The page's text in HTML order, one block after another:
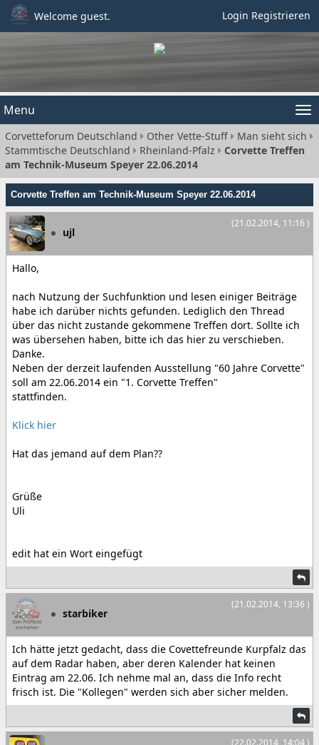
Welcome guest. Login Registrieren
Menu
Corvetteforum Deutschland Other Vette-Stuff
Man sieht sich
Stammtische Deutschland
Rheinland-Pfalz
Corvette Treffen
am Technik-Museum Speyer 22.06.2014
Corvette Treffen am Technik-Museum Speyer 22.06.2014
(21.02.2014, 11:16 )
ujl
Hallo,
nach Nutzung der Suchfunktion und lesen einiger Beiträge
habe ich darüber nichts gefunden. Lediglich den Thread
über das nicht zustande gekommene Treffen dort. Sollte ich
was übersehen haben, bitte ich das hier zu verschieben.
Danke.
Neben der derzeit laufenden Ausstellung "60 Jahre Corvette"
soll am 22.06.2014 ein "1. Corvette Treffen"
stattfinden.
Klick hier
Hat das jemand auf dem Plan??
Grüße
Uli
edit hat ein Wort eingefügt
(21.02.2014, 13:36 )
starbiker
Ich hätte jetzt gedacht, dass die Covettefreunde Kurpfalz das
auf dem Radar haben, aber deren Kalender hat keinen
Eintrag am 22.06. Ich nehme mal an, dass die Info recht
frisch ist. Die "Kollegen" werden sich aber sicher melden.
(22.02.2014, 14:04 )